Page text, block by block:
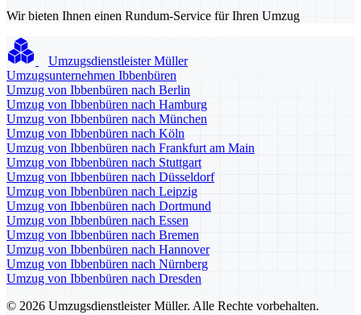
Wir bieten Ihnen einen Rundum-Service für Ihren Umzug
Umzugsdienstleister Müller
Umzugsunternehmen Ibbenbüren
Umzug von Ibbenbüren nach Berlin
Umzug von Ibbenbüren nach Hamburg
Umzug von Ibbenbüren nach München
Umzug von Ibbenbüren nach Köln
Umzug von Ibbenbüren nach Frankfurt am Main
Umzug von Ibbenbüren nach Stuttgart
Umzug von Ibbenbüren nach Düsseldorf
Umzug von Ibbenbüren nach Leipzig
Umzug von Ibbenbüren nach Dortmund
Umzug von Ibbenbüren nach Essen
Umzug von Ibbenbüren nach Bremen
Umzug von Ibbenbüren nach Hannover
Umzug von Ibbenbüren nach Nürnberg
Umzug von Ibbenbüren nach Dresden
© 2026 Umzugsdienstleister Müller. Alle Rechte vorbehalten.